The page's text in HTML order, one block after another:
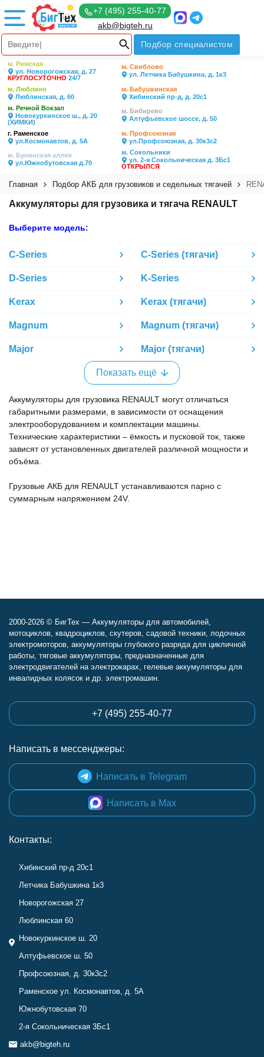
+7 (495) 255-40-77
akb@bigteh.ru
Подбор специалистом
м. Римская
ул. Новорогожская, д. 27
КРУГЛОСУТОЧНО 24/7
м. Свиблово
ул. Летчика Бабушкина, д. 1к3
м. Люблино
Люблинская, д. 60
м. Бабушкинская
Хибинский пр-д, д. 20с1
м. Речной Вокзал
Новокуркинское ш., д. 20
(ХИМКИ)
м. Бибирево
Алтуфьевское шоссе, д. 50
г. Раменское
ул.Космонавтов, д. 5А
м. Профсоюзная
ул.Профсоюзная, д. 30к3с2
м. Бунинская аллея
ул.Южнобутовская д.70
м. Сокольники
ул. 2-я Сокольническая д. 3Бс1
ОТКРЫЛСЯ
Главная Подбор АКБ для грузовиков и седельных тягачей
Аккумуляторы для грузовика и тягача RENAULT
Выберите модель:
C-Series C-Series (тягачи)
D-Series K-Series
Kerax Kerax (тягачи)
Magnum Magnum (тягачи)
Major Major (тягачи)
Показать ещё
Аккумуляторы для грузовика RENAULT могут отличаться
габаритными размерами, в зависимости от оснащения
электрооборудованием и комплектации машины.
Технические характеристики – ёмкость и пусковой ток, также
зависят от установленных двигателей различной мощности и
объёма.
Грузовые АКБ для RENAULT устанавливаются парно с
суммарным напряжением 24V.
2000-2026 © БигТех — Аккумуляторы для автомобилей,
мотоциклов, квадроциклов, скутеров, садовой техники, лодочных
электромоторов, аккумуляторы глубокого разряда для цикличной
работы, тяговые аккумуляторы, предназначенные для
электродвигателей на электрокарах, гелевые аккумуляторы для
инвалидных колясок и др. электромашин.
+7 (495) 255-40-77
Написать в мессенджеры:
Написать в Telegram
Написать в Max
Контакты:
Хибинский пр-д 20с1
Летчика Бабушкина 1к3
Новорогожская 27
Люблинская 60
Новокуркинское ш. 20
Алтуфьевское ш. 50
Профсоюзная, д. 30к3с2
Раменское ул. Космонавтов, д. 5А
Южнобутовская 70
2-я Сокольническая 3Бс1
akb@bigteh.ru